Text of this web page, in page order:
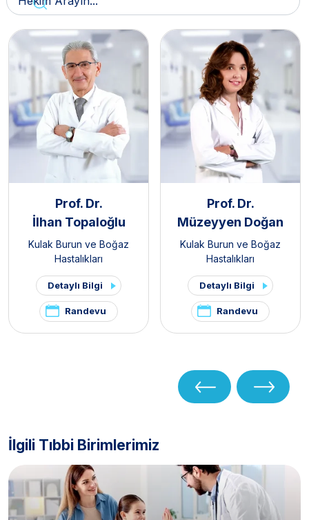
Prof. Dr.
İlhan Topaloğlu
Kulak Burun ve Boğaz
Hastalıkları
Detaylı Bilgi
Randevu
Prof. Dr.
Müzeyyen Doğan
Kulak Burun ve Boğaz
Hastalıkları
Detaylı Bilgi
Randevu
İlgili Tıbbi Birimlerimiz